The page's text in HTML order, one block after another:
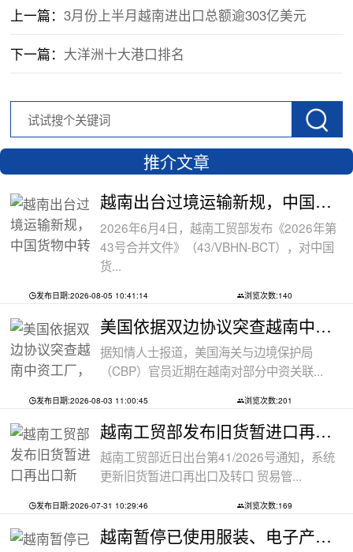
上一篇：3月份上半月越南进出口总额逾303亿美元
下一篇： 大洋洲十大港口排名
推介文章
越南出台过境运输新规，中国货物中转通
2026年6月4日，越南工贸部发布《2026年第
43号合并文件》（43/VBHN-BCT），对中国
货...
发布日期:2026-08-05 10:41:14 浏览次数:140
美国依据双边协议突查越南中资工厂，三
据知情人士报道，美国海关与边境保护局
（CBP）官员近期在越南对部分中资关联...
发布日期:2026-08-03 11:00:45 浏览次数:201
越南工贸部发布旧货暂进口再出口新规：
越南工贸部近日出台第41/2026号通知，系统
更新旧货暂进口再出口及转口 贸易管...
发布日期:2026-07-31 10:29:46 浏览次数:169
越南暂停已使用服装、电子产品、摩托车